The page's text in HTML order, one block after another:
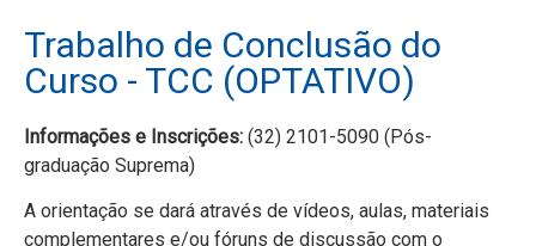
Trabalho de Conclusão do
Curso - TCC (OPTATIVO)
Informações e Inscrições: (32) 2101-5090 (Pós-
graduação Suprema)
A orientação se dará através de vídeos, aulas, materiais
complementares e/ou fóruns de discussão com o